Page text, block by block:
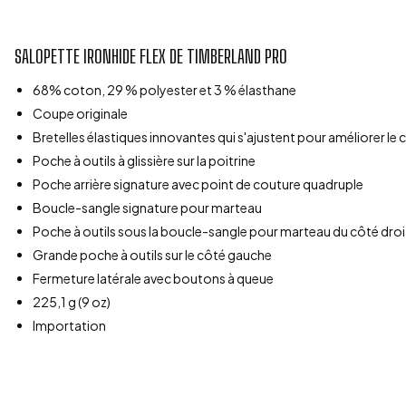
SALOPETTE IRONHIDE FLEX DE TIMBERLAND PRO
68% coton, 29 % polyester et 3 % élasthane
Coupe originale
Bretelles élastiques innovantes qui s'ajustent pour améliorer le
Poche à outils à glissière sur la poitrine
Poche arrière signature avec point de couture quadruple
Boucle-sangle signature pour marteau
Poche à outils sous la boucle-sangle pour marteau du côté
Grande poche à outils sur le côté gauche
Fermeture latérale avec boutons à queue
225,1 g (9 oz)
Importation